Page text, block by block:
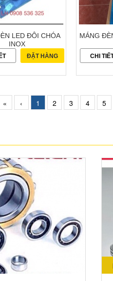
LED ĐÔI CHÓA
INOX
ĐẶT HÀNG
MÁNG
CHI
« ‹ 1 2 3 4 5